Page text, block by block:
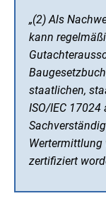
„(2) Als
kann
staatlichen,
ISO/IEC
Wertermittlung
zertifiziert